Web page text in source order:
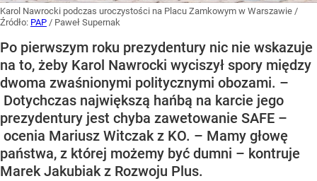
Karol Nawrocki podczas uroczystości na Placu Zamkowym w Warszawie /
Źródło: PAP / Paweł Supernak
Po pierwszym roku prezydentury nic nie wskazuje
na to, żeby Karol Nawrocki wyciszył spory między
dwoma zwaśnionymi politycznymi obozami. –
Dotychczas największą hańbą na karcie jego
prezydentury jest chyba zawetowanie SAFE –
ocenia Mariusz Witczak z KO. – Mamy głowę
państwa, z której możemy być dumni – kontruje
Marek Jakubiak z Rozwoju Plus.